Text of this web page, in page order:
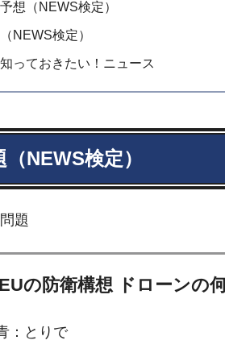
想（NEWS検定）
NEWS検定）
っておきたい！ニュース
（NEWS検定）
題
の防衛構想 ドローンの
：とりで